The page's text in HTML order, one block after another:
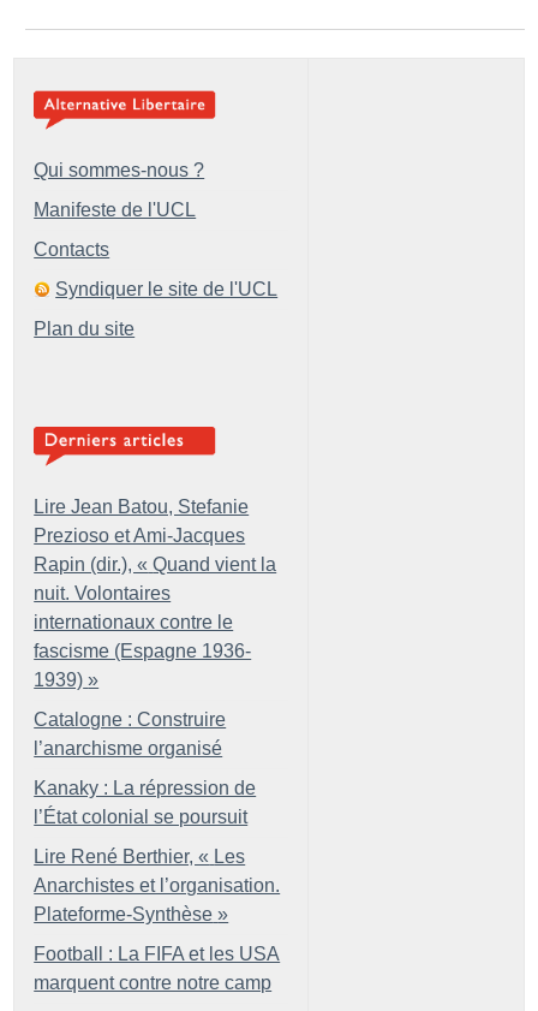
Qui sommes-nous ?
Manifeste de l'UCL
Contacts
Syndiquer le site de l'UCL
Plan du site
Lire Jean Batou, Stefanie
Prezioso et Ami-Jacques
Rapin (dir.), « Quand vient la
nuit. Volontaires
internationaux contre le
fascisme (Espagne 1936-
1939) »
Catalogne : Construire
l’anarchisme organisé
Kanaky : La répression de
l’État colonial se poursuit
Lire René Berthier, « Les
Anarchistes et l’organisation.
Plateforme-Synthèse »
Football : La FIFA et les USA
marquent contre notre camp